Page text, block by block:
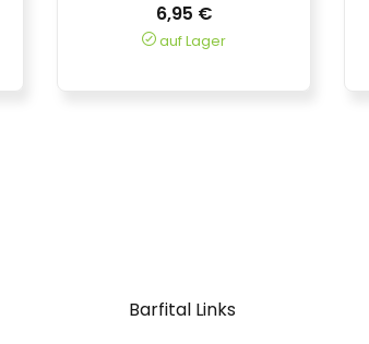
6,95 €
auf Lager
Barfital Links